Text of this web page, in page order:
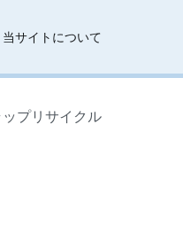
当サイトについて
プリサイクル